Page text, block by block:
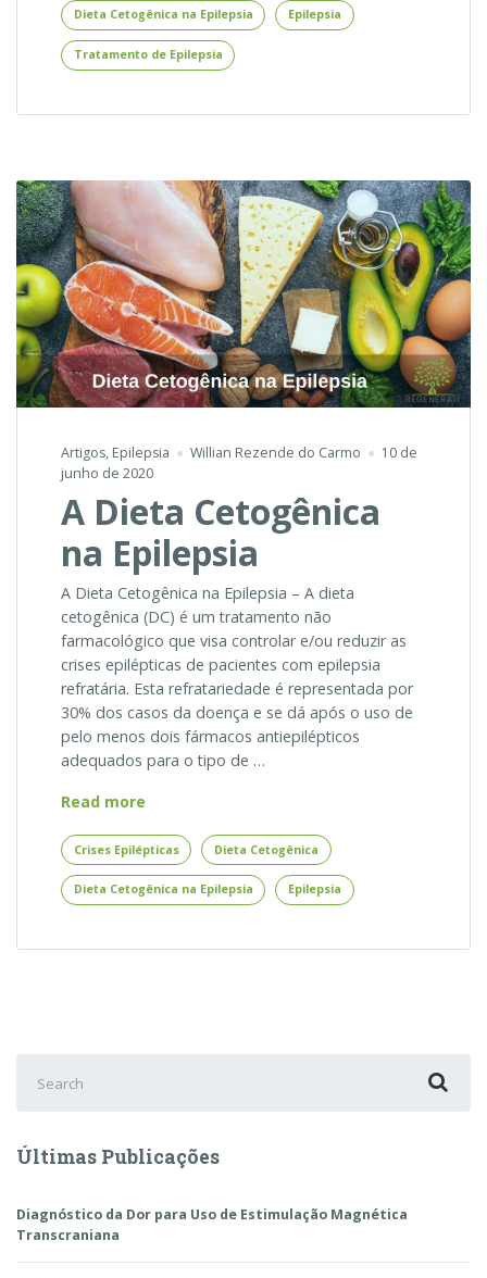
da
Epilepsia
Dieta Cetogênica na Epilepsia Epilepsia
Tratamento de Epilepsia
Artigos, Epilepsia Willian Rezende do Carmo
10 de
junho de 2020
A Dieta Cetogênica
na Epilepsia
A Dieta Cetogênica na Epilepsia – A dieta
cetogênica (DC) é um tratamento não
farmacológico que visa controlar e/ou reduzir as
crises epilépticas de pacientes com epilepsia
refratária. Esta refratariedade é representada por
30% dos casos da doença e se dá após o uso de
pelo menos dois fármacos antiepilépticos
adequados para o tipo de …
Read more
Cetogênica
na
Epilepsia
Crises Epilépticas Dieta Cetogênica
Dieta Cetogênica na Epilepsia Epilepsia
for:
Últimas Publicações
Diagnóstico da Dor para Uso de Estimulação Magnética
Transcraniana